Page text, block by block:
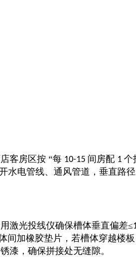
客房区按 “每 10-15 间房配 1 个
水电管线、通风管道，垂直路
激光投线仪确保槽体垂直偏差≤
间加橡胶垫片，若槽体穿越楼
漆，确保拼接处无缝隙。​